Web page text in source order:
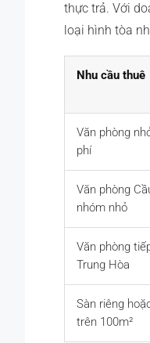
thực trả. Với
loại hình tòa
Nhu cầu thuê
Văn phòng
phí
Văn phòng
nhóm nhỏ
Văn phòng
Trung Hòa
Sàn riêng
trên 100m²